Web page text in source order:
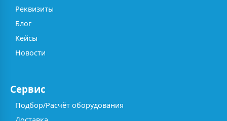
Реквизиты
Блог
Кейсы
Новости
Сервис
Подбор/Расчёт оборудования